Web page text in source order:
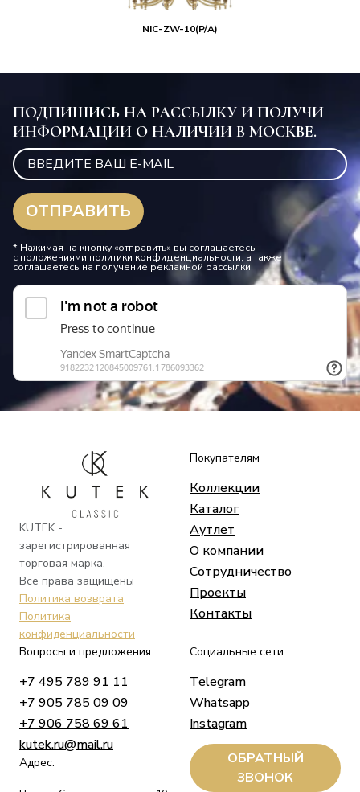
NIC-ZW-10(P/A)
ПОДПИШИСЬ НА РАССЫЛКУ И ПОЛУЧИ
ИНФОРМАЦИИ О НАЛИЧИИ В МОСКВЕ.
* Нажимая на кнопку «отправить» вы соглашаетесь
с положениями политики конфиденциальности, а также
соглашаетесь на получение рекламной рассылки
KUTEK -
зарегистрированная
торговая марка.
Все права защищены
Политика возврата
Политика
конфиденциальности
Покупателям
Коллекции
Каталог
Аутлет
О компании
Сотрудничество
Проекты
Контакты
Вопросы и предложения
+7 495 789 91 11
+7 905 785 09 09
+7 906 758 69 61
kutek.ru@mail.ru
Адрес:
Социальные сети
Telegram
Whatsapp
Instagram
ОБРАТНЫЙ
ЗВОНОК